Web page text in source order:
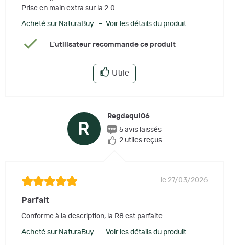
Prise en main extra sur la 2.0
Acheté sur NaturaBuy – Voir les détails du produit
L'utilisateur recommande ce produit
Utile
R
Regdaqui06
5 avis laissés
2 utiles reçus
le 27/03/2026
Parfait
Conforme à la description, la R8 est parfaite.
Acheté sur NaturaBuy – Voir les détails du produit